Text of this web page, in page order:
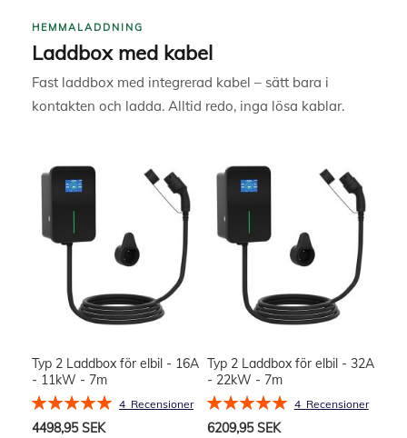
HEMMALADDNING
Laddbox med kabel
Fast laddbox med integrerad kabel – sätt bara i
kontakten och ladda. Alltid redo, inga lösa kablar.
Typ 2 Laddbox för elbil - 16A
- 11kW - 7m
Rating:
4 Recensioner
4498,95 SEK
Typ 2 Laddbox för elbil - 32A
- 22kW - 7m
Rating:
4 Recensioner
6209,95 SEK